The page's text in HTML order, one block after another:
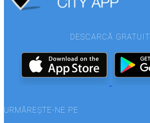
DESCARCĂ GRATUIT
URMĂREȘTE-NE PE